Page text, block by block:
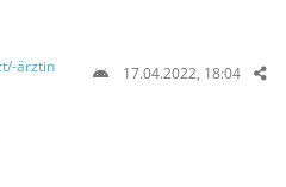
ärztin 17.04.2022, 18:04